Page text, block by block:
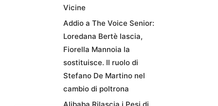
Vicine
Addio a The Voice Senior:
Loredana Bertè lascia,
Fiorella Mannoia la
sostituisce. Il ruolo di
Stefano De Martino nel
cambio di poltrona